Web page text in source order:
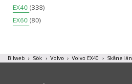
EX40 (338)
EX60 (80)
Bilweb Sök Volvo Volvo EX40 Skåne län